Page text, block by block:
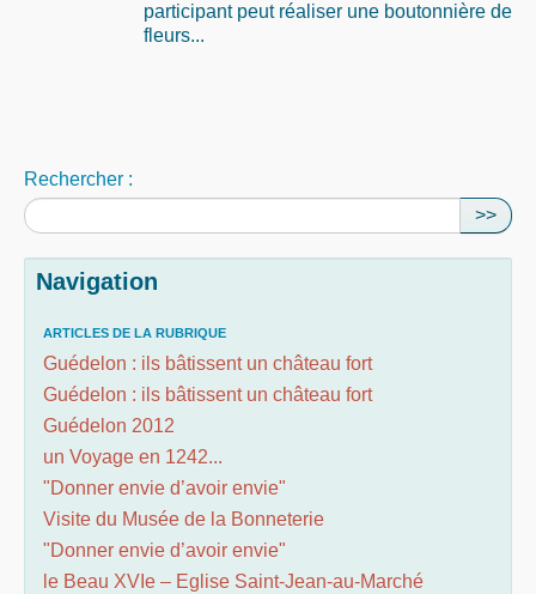
participant peut réaliser une boutonnière de
fleurs...
Rechercher :
>>
Navigation
ARTICLES DE LA RUBRIQUE
Guédelon : ils bâtissent un château fort
Guédelon : ils bâtissent un château fort
Guédelon 2012
un Voyage en 1242...
"Donner envie d’avoir envie"
Visite du Musée de la Bonneterie
"Donner envie d’avoir envie"
le Beau XVIe – Eglise Saint-Jean-au-Marché